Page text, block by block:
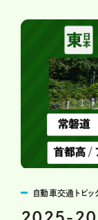
自動車交通トピッ